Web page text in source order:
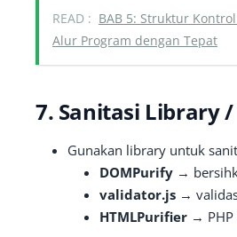
READ : BAB 5: Struktur
Alur Program dengan Tepat
7. Sanitasi Library /
Gunakan library untuk
DOMPurify →
validator.js →
HTMLPurifier → PHP